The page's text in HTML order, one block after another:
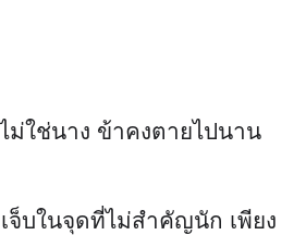
ม่ใช่นาง ข้าคงตายไปนาน
จ็บในจุดที่ไม่สำคัญนัก เพียง